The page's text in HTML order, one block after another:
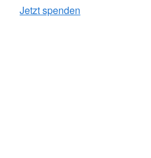
Jetzt spenden